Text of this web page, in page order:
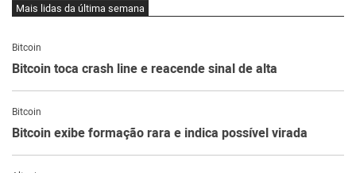
Mais lidas da última semana
Bitcoin
Bitcoin toca crash line e reacende sinal de alta
Bitcoin
Bitcoin exibe formação rara e indica possível virada